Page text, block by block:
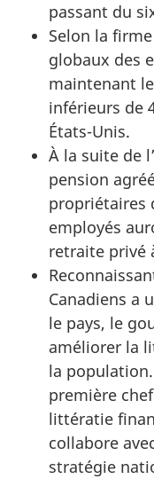
passant du
Selon la
globaux des
maintenant
inférieurs de
États-Unis.
À la suite de
pension
propriétaires
employés
retraite privé
Canadiens a
le pays, le
améliorer la
la
première
littératie
collabore
stratégie